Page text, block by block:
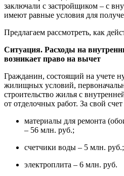
заключали с застройщиком – с
имеют равные условия для
Предлагаем рассмотреть, как
Ситуация. Расходы на
возникает право на вычет
Гражданин, состоящий на учете
жилищных условий,
строительство жилья с
от отделочных работ. За свой
материалы для ремонта
– 56 млн. руб.;
счетчики воды – 5 млн. руб.;
электроплита – 6 млн. руб.